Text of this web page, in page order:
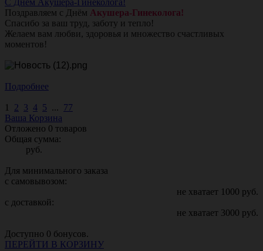
С Днём Акушера-Гинеколога!
Поздравляем с Днём Акушера-Гинеколога!
Спасибо за ваш труд, заботу и тепло!
Желаем вам любви, здоровья и множество счастливых
моментов!
Подробнее
1 2 3 4 5 ... 77
Ваша Корзина
Отложено 0 товаров
Общая сумма:
руб.
Для минимального заказа
с самовывозом:
не хватает 1000 руб.
с доставкой:
не хватает 3000 руб.
Доступно 0 бонусов.
ПЕРЕЙТИ В КОРЗИНУ